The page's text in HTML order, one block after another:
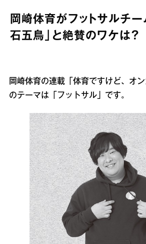
岡崎体育がフットサルチー
石五鳥」と絶賛のワケは？
岡崎体育の連載「体育ですけど、オ
のテーマは「フットサル」です。